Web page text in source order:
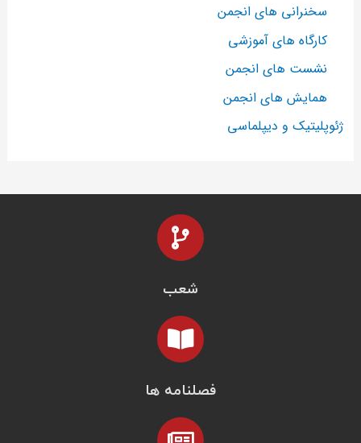
سخنرانی های انجمن
کارگاه های آموزشی
نشست های انجمن
همایش های انجمن
ژئوپلیتیک و دیپلماسی
شعب
فصلنامه ها